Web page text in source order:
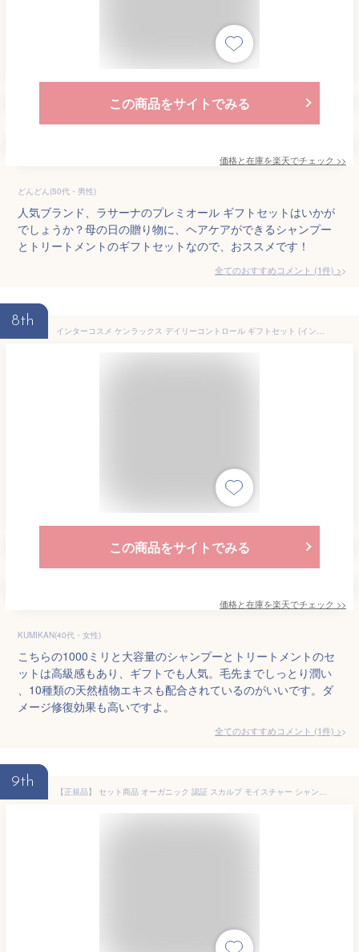
この商品をサイトでみる
価格と在庫を楽天でチェック >>
どんどん(50代・男性)
人気ブランド、ラサーナのプレミオール ギフトセットはいかが
でしょうか？母の日の贈り物に、ヘアケアができるシャンプー
とトリートメントのギフトセットなので、おススメです！
全てのおすすめコメント (1件) >
8th
インターコスメ ケンラックス デイリーコントロール ギフトセット (インターコスメ シャンプー トリートメント 各1000ml セット ギフト 誕生日プレゼント 女性 女友達 プチギフト 贈り物)
この商品をサイトでみる
価格と在庫を楽天でチェック >>
KUMIKAN(40代・女性)
こちらの1000ミリと大容量のシャンプーとトリートメントのセ
ットは高級感もあり、ギフトでも人気。毛先までしっとり潤い
、10種類の天然植物エキスも配合されているのがいいです。ダ
メージ修復効果も高いですよ。
全てのおすすめコメント (1件) >
9th
【正規品】 セット商品 オーガニック 認証 スカルプ モイスチャー シャンプー コンディショナー ノンシリコン ダメージヘア 潤い 抜け毛 くせ毛 枝毛 予防 弱酸性 シャンプー ノンシリコン 頭皮ケア 乾燥 保湿 ピアンテフェリーチ 誕生日 プレゼント